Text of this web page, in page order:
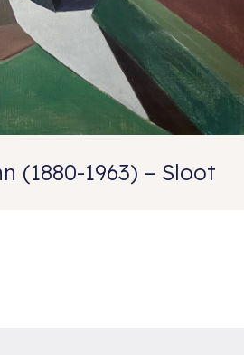
(1880-1963) – Sloot